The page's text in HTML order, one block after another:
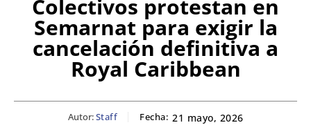
Colectivos protestan en
Semarnat para exigir la
cancelación definitiva a
Royal Caribbean
Autor:Staff Fecha: 21 mayo, 2026